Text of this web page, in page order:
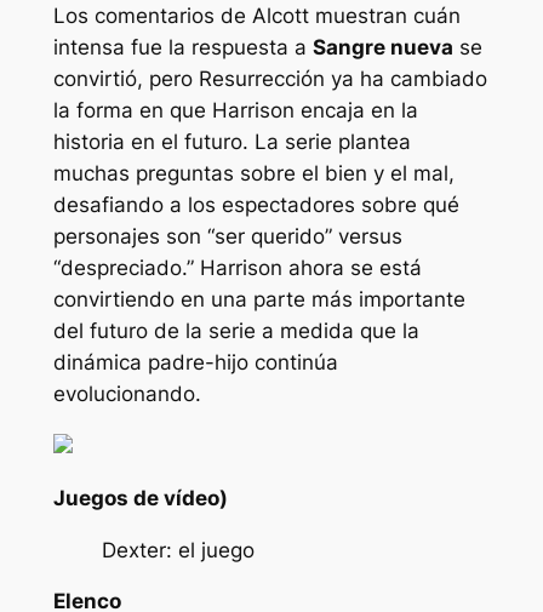
Los comentarios de Alcott muestran cuán
intensa fue la respuesta a Sangre nueva se
convirtió, pero Resurrección ya ha cambiado
la forma en que Harrison encaja en la
historia en el futuro. La serie plantea
muchas preguntas sobre el bien y el mal,
desafiando a los espectadores sobre qué
personajes son “ser querido”versus
“despreciado.” Harrison ahora se está
convirtiendo en una parte más importante
del futuro de la serie a medida que la
dinámica padre-hijo continúa
evolucionando.
Juegos de vídeo)
Dexter: el juego
Elenco